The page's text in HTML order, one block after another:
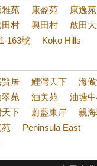
雅苑 康盈苑
康逸苑
田村 興田村
啟田
163號
Koko Hills
賢居 鯉灣天下
海
翠苑 油美苑
油塘
下 蔚藍東岸
親
苑
Peninsula East